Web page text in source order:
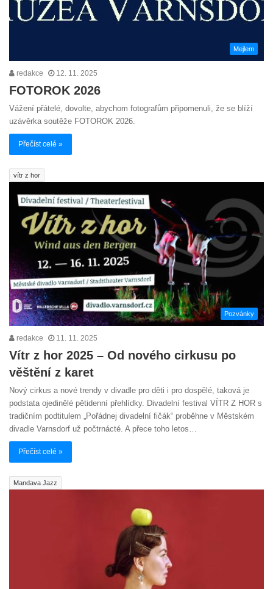
Mejlem
redakce 12. 11. 2025
FOTOROK 2026
Vážení přátelé, dovolte, abychom fotografům připomenuli, že se blíží
uzávěrka soutěže FOTOROK 2026.
Přečíst celé »
vítr z hor
Pozvánky
redakce 11. 11. 2025
Vítr z hor 2025 – Od nového cirkusu po
věštění z karet
Nový cirkus a nové trendy v divadle pro děti i pro dospělé, taková je
podstata ojedinělé pětidenní přehlídky. Divadelní festival VÍTR Z HOR s
tradičním podtitulem „Pořádnej divadelní fičák“ proběhne v Městském
divadle Varnsdorf už počtrnácté. A přece toho letos…
Přečíst celé »
Mandava Jazz